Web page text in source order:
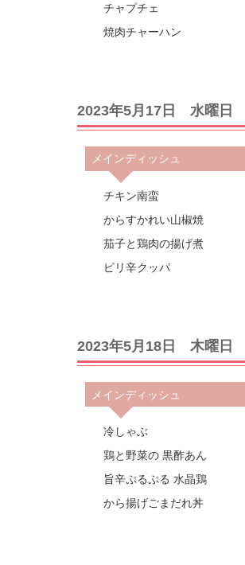
チャプチェ
焼肉チャーハン
2023年5月17日 水曜日
メインディッシュ
チキン南蛮
からすかれい山椒焼
茄子と鶏肉の揚げ煮
ピリ辛クッパ
2023年5月18日 木曜日
メインディッシュ
冷しゃぶ
鶏と野菜の 黒酢あん
旨辛ぷるぷる 水晶鶏
から揚げごまだれ丼